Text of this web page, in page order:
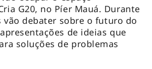
G20, no Píer Mauá. Durante
vão debater sobre o futuro do
de ideias que
soluções de problemas